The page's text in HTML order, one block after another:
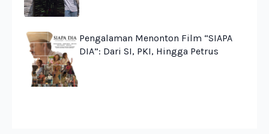
Pengalaman Menonton Film “SIAPA
DIA”: Dari SI, PKI, Hingga Petrus